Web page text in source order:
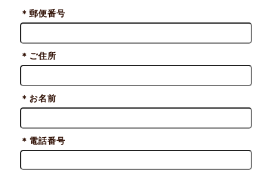
＊郵便番号
＊ ご住所
＊ お名前
＊ 電話番号